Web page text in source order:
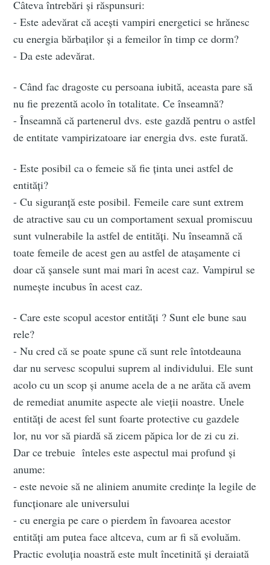
Câteva întrebări și răspunsuri:
- Este adevărat că acești vampiri energetici se hrănesc
cu energia bărbaților și a femeilor în timp ce dorm?
- Da este adevărat.
- Când fac dragoste cu persoana iubită, aceasta pare să
nu fie prezentă acolo în totalitate. Ce înseamnă?
- Înseamnă că partenerul dvs. este gazdă pentru o astfel
de entitate vampirizatoare iar energia dvs. este furată.
- Este posibil ca o femeie să fie ținta unei astfel de
entități?
- Cu siguranță este posibil. Femeile care sunt extrem
de atractive sau cu un comportament sexual promiscuu
sunt vulnerabile la astfel de entități. Nu înseamnă că
toate femeile de acest gen au astfel de atașamente ci
doar că șansele sunt mai mari în acest caz. Vampirul se
numește incubus în acest caz.
- Care este scopul acestor entități ? Sunt ele bune sau
rele?
- Nu cred că se poate spune că sunt rele întotdeauna
dar nu servesc scopului suprem al individului. Ele sunt
acolo cu un scop și anume acela de a ne arăta că avem
de remediat anumite aspecte ale vieții noastre. Unele
entități de acest fel sunt foarte protective cu gazdele
lor, nu vor să piardă să zicem păpica lor de zi cu zi.
Dar ce trebuie înteles este aspectul mai profund și
anume:
- este nevoie să ne aliniem anumite credințe la legile de
funcționare ale universului
- cu energia pe care o pierdem în favoarea acestor
entități am putea face altceva, cum ar fi să evoluăm.
Practic evoluția noastră este mult încetinită și deraiată
Subscribe to
Aum Portal
De Evolutie
Spirituala
greatest posts delivered straight to
your inbox
Subscribe